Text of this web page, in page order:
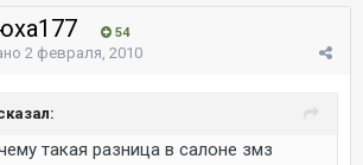
54
2 февраля, 2010
такая разница в салоне змз